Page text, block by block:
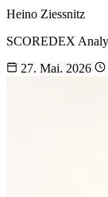
Heino Ziessnitz
SCOREDEX
27. Mai. 2026